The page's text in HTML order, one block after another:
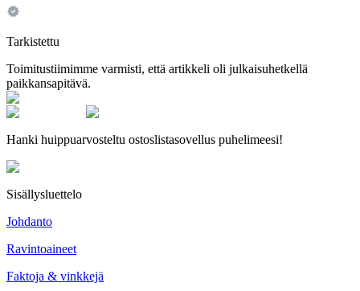
Tarkistettu
Toimitustiimimme varmisti, että artikkeli oli julkaisuhetkellä
paikkansapitävä.
Hanki huippuarvosteltu ostoslistasovellus puhelimeesi!
Sisällysluettelo
Johdanto
Ravintoaineet
Faktoja & vinkkejä